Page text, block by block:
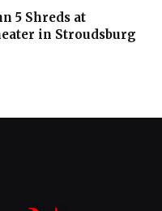
5 Shreds at
in Stroudsburg